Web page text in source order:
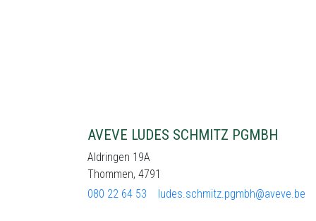
AVEVE LUDES SCHMITZ PGMBH
Aldringen 19A
Thommen, 4791
080 22 64 53
ludes.schmitz.pgmbh@aveve.be